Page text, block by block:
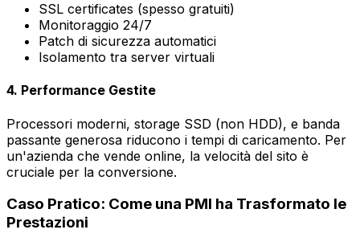
SSL certificates (spesso gratuiti)
Monitoraggio 24/7
Patch di sicurezza automatici
Isolamento tra server virtuali
4. Performance Gestite
Processori moderni, storage SSD (non HDD), e banda
passante generosa riducono i tempi di caricamento. Per
un'azienda che vende online, la velocità del sito è
cruciale per la conversione.
Caso Pratico: Come una PMI ha Trasformato le
Prestazioni